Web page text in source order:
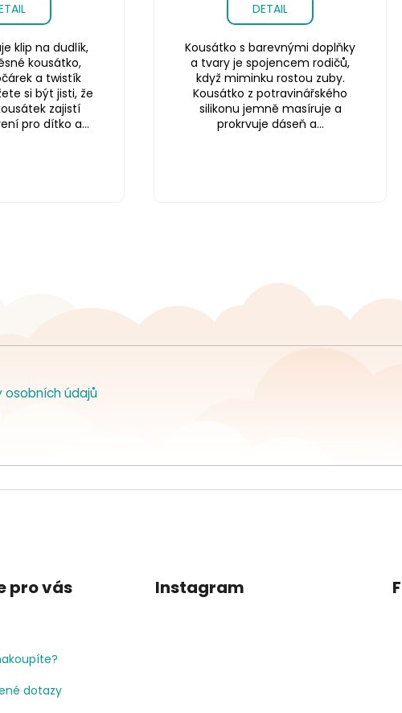
klip na dudlík,
kousátko,
a twistík
si být jisti, že
zajistí
pro dítko a...
DETAIL
Kousátko s barevnými doplňky
a tvary je spojencem rodičů,
když miminku rostou zuby.
Kousátko z potravinářského
silikonu jemně masíruje a
prokrvuje dáseň a...
osobních údajů
pro vás
dotazy
Instagram